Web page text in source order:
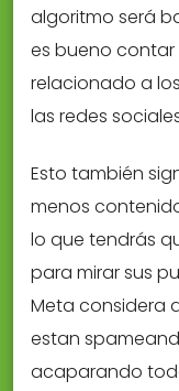
algoritmo será
es bueno
relacionado a
las redes
Esto también
menos
lo que tendrás
para mirar sus
Meta considera
estan
acaparando